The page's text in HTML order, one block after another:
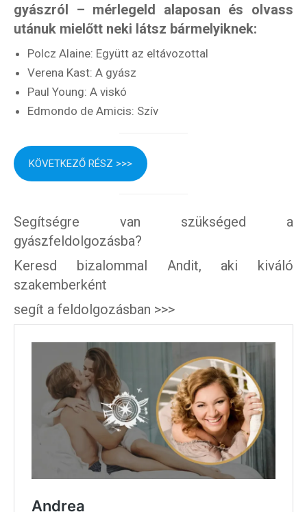
gyászról – mérlegeld alaposan és olvass
utánuk mielőtt neki látsz bármelyiknek:
Polcz Alaine: Együtt az eltávozottal
Verena Kast: A gyász
Paul Young: A viskó
Edmondo de Amicis: Szív
KÖVETKEZŐ RÉSZ >>>
Segítségre van szükséged a
gyászfeldolgozásba?
Keresd bizalommal Andit, aki kiváló
szakemberként
segít a feldolgozásban >>>